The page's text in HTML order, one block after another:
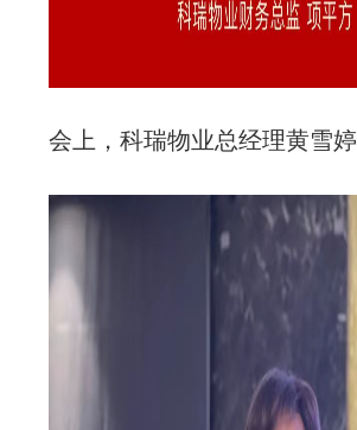
会上，科瑞物业总经理黄雪婷